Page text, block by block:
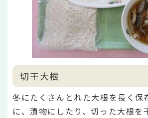
切干大根
冬にたくさんとれた大根を長く保
に、漬物にしたり、切った大根を